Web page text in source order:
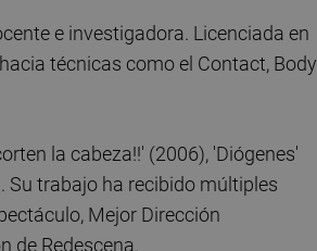
e investigadora. Licenciada en
técnicas como el Contact, Body
la cabeza!!' (2006), 'Diógenes'
Su trabajo ha recibido múltiples
Mejor Dirección
de Redescena.